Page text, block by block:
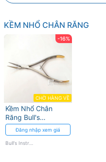
KỀM NHỔ CHÂN RĂNG
-16%
CHỜ HÀNG VỀ
Kềm Nhổ Chân
Răng Bull's
Instrumed - Chính
Xác Cao
Đăng nhập xem giá